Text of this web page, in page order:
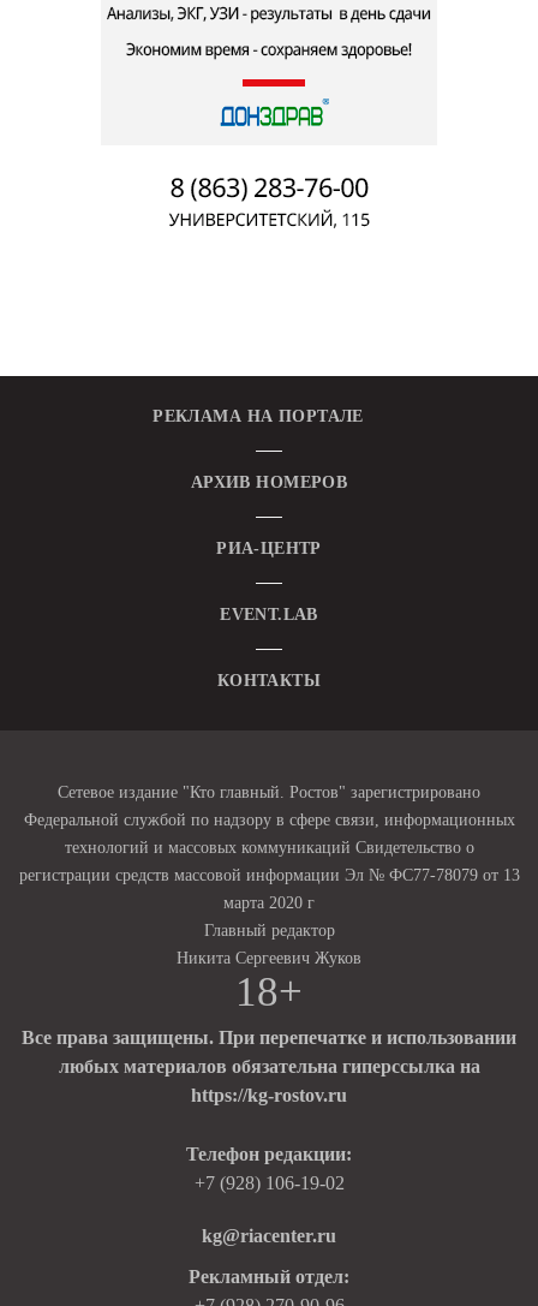
РЕКЛАМА НА ПОРТАЛЕ
АРХИВ НОМЕРОВ
РИА-ЦЕНТР
EVENT.LAB
КОНТАКТЫ
Сетевое издание "Кто главный. Ростов" зарегистрировано
Федеральной службой по надзору в сфере связи, информационных
технологий и массовых коммуникаций Свидетельство о
регистрации средств массовой информации Эл № ФС77-78079 от 13
марта 2020 г
Главный редактор
Никита Сергеевич Жуков
18+
Все права защищены. При перепечатке и использовании
любых материалов обязательна гиперссылка на
https://kg-rostov.ru
Телефон редакции:
+7 (928) 106-19-02
kg@riacenter.ru
Рекламный отдел: